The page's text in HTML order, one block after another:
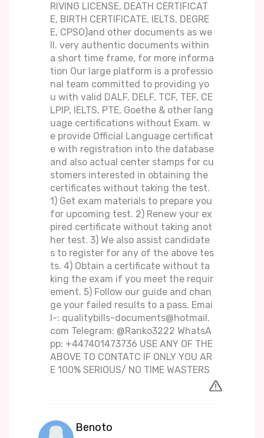
RIVING LICENSE, DEATH CERTIFICAT
E, BIRTH CERTIFICATE, IELTS, DEGRE
E, CPSO)and other documents as we
ll. very authentic documents within
a short time frame, for more informa
tion Our large platform is a professio
nal team committed to providing yo
u with valid DALF, DELF, TCF, TEF, CE
LPIP, IELTS, PTE, Goethe & other lang
uage certifications without Exam. w
e provide Official Language certificat
e with registration into the database
and also actual center stamps for cu
stomers interested in obtaining the
certificates without taking the test.
1) Get exam materials to prepare you
for upcoming test. 2) Renew your ex
pired certificate without taking anot
her test. 3) We also assist candidate
s to register for any of the above tes
ts. 4) Obtain a certificate without ta
king the exam if you meet the requir
ement. 5) Follow our guide and chan
ge your failed results to a pass. Emai
l-: qualitybills-documents@hotmail.
com Telegram: @Ranko3222 WhatsA
pp: +447401473736 USE ANY OF THE
ABOVE TO CONTATC IF ONLY YOU AR
E 100% SERIOUS/ NO TIME WASTERS
Benoto